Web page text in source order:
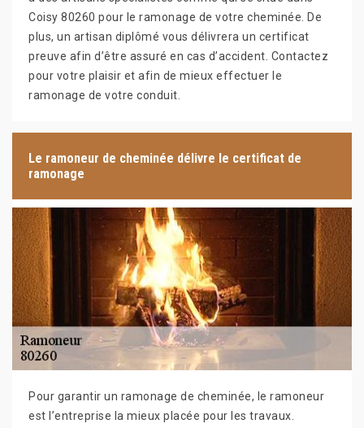
Coisy 80260 pour le ramonage de votre cheminée. De
plus, un artisan diplômé vous délivrera un certificat
preuve afin d’être assuré en cas d’accident. Contactez
pour votre plaisir et afin de mieux effectuer le
ramonage de votre conduit.
Le ramoneur de cheminée délivre le certificat de
ramonage
Pour garantir un ramonage de cheminée, le ramoneur
est l’entreprise la mieux placée pour les travaux.